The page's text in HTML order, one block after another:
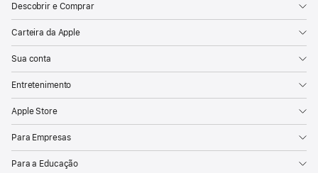
Descobrir e Comprar
Carteira da Apple
Sua conta
Entretenimento
Apple Store
Para Empresas
Para a Educação